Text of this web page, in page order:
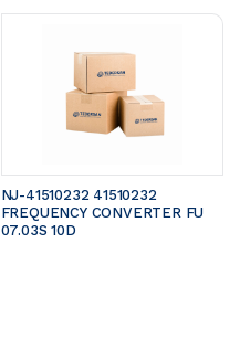
NJ-41510232 41510232
FREQUENCY CONVERTER FU
07.03S 10D